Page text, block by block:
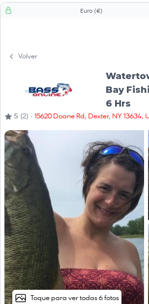
Selector de moneda
Volver
Bay
6 Hrs
5 (2) · 15620 Doane Rd, Dexter, NY 13634,
Toque para ver todas 6 fotos